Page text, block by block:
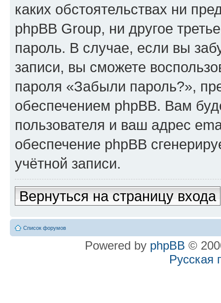
каких обстоятельствах ни
phpBB Group, ни другое
пароль. В случае, если вы
записи, вы сможете
пароля «Забыли пароль?»,
обеспечением phpBB. Вам
пользователя и ваш адрес
обеспечение phpBB
учётной записи.
Вернуться на страницу входа
Список форумов
Powered by phpBB ©
Русская